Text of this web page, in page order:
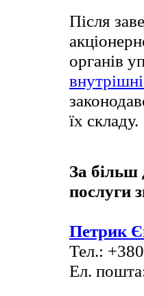
Після
органів
їх складу.
За більш
послуги
Петрик
Тел.:
Ел.